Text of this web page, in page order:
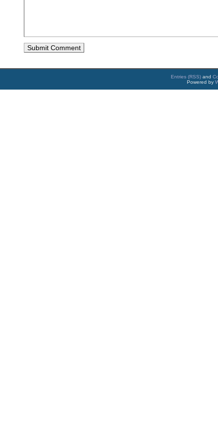
Entries (RSS) and
Powered by